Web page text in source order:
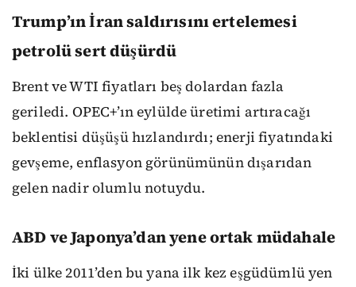
Trump’ın İran saldırısını ertelemesi
petrolü sert düşürdü
Brent ve WTI fiyatları beş dolardan fazla
geriledi. OPEC+’ın eylülde üretimi artıracağı
beklentisi düşüşü hızlandırdı; enerji fiyatındaki
gevşeme, enflasyon görünümünün dışarıdan
gelen nadir olumlu notuydu.
ABD ve Japonya’dan yene ortak müdahale
İki ülke 2011’den bu yana ilk kez eşgüdümlü yen